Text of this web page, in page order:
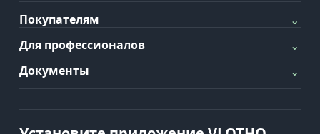
Покупателям
⌄
Для профессионалов
⌄
Документы
⌄